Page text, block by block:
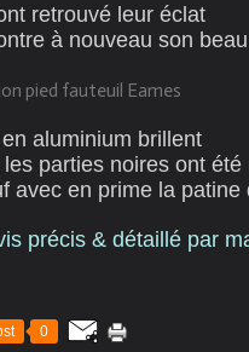
retrouvé leur éclat
à nouveau son
aluminium brillent
parties noires ont été
avec en prime la patine
précis & détaillé par
0